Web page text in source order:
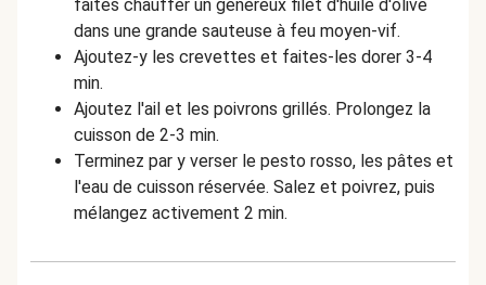
faites chauffer un généreux filet d'huile d'olive
dans une grande sauteuse à feu moyen-vif.
Ajoutez-y les crevettes et faites-les dorer 3-4
min.
Ajoutez l'ail et les poivrons grillés. Prolongez la
cuisson de 2-3 min.
Terminez par y verser le pesto rosso, les pâtes et
l'eau de cuisson réservée. Salez et poivrez, puis
mélangez activement 2 min.